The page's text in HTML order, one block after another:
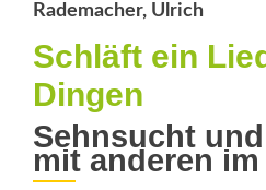
Rademacher, Ulrich
Schläft ein
Dingen
Sehnsucht
mit anderen im